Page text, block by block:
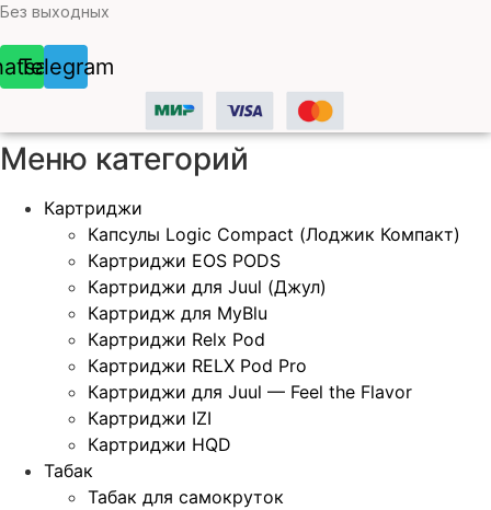
Без выходных
Telegram
Меню категорий
Картриджи
Капсулы Logic Compact (Лоджик Компакт)
Картриджи EOS PODS
Картриджи для Juul (Джул)
Картридж для MyBlu
Картриджи Relx Pod
Картриджи RELX Pod Pro
Картриджи для Juul — Feel the Flavor
Картриджи IZI
Картриджи HQD
Табак
Табак для самокруток